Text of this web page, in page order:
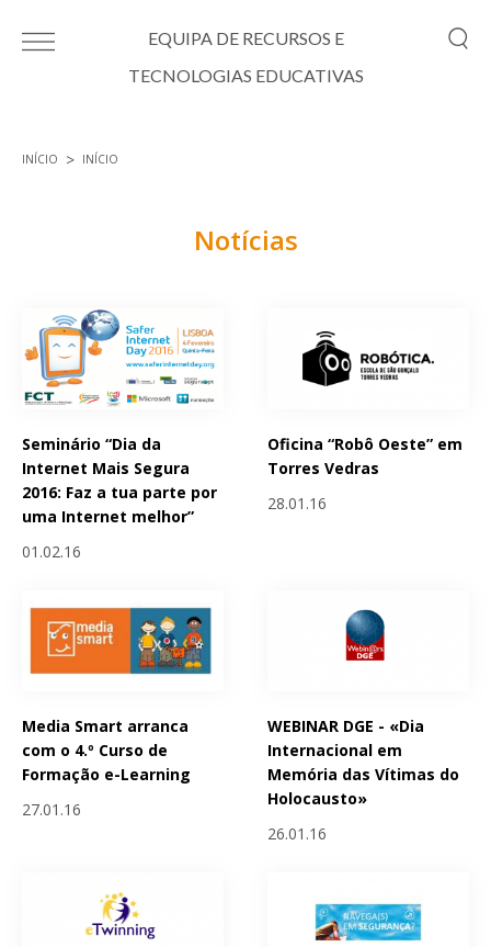
EQUIPA DE RECURSOS E
TECNOLOGIAS EDUCATIVAS
INÍCIO INÍCIO
Notícias
Seminário “Dia da
Internet Mais Segura
2016: Faz a tua parte por
uma Internet melhor”
01.02.16
Oficina “Robô Oeste” em
Torres Vedras
28.01.16
Media Smart arranca
com o 4.º Curso de
Formação e-Learning
27.01.16
WEBINAR DGE - «Dia
Internacional em
Memória das Vítimas do
Holocausto»
26.01.16
Páginas